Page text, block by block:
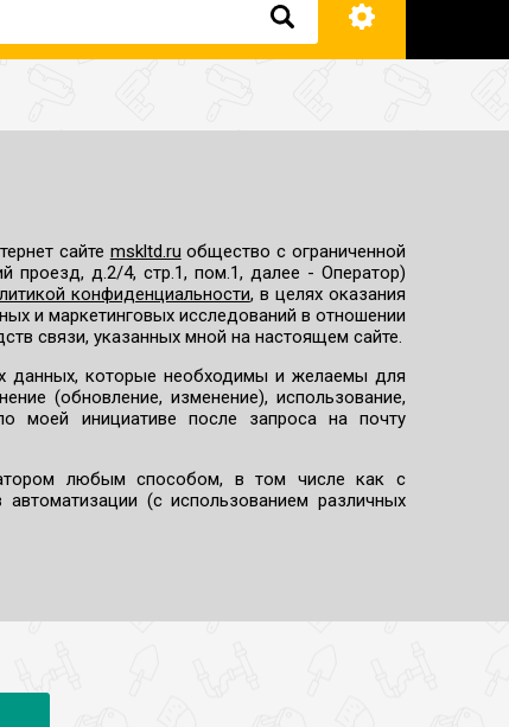
сайте mskltd.ru общество с ограниченной
проезд, д.2/4, стр.1, пом.1, далее - Оператор)
конфиденциальности, в целях оказания
и маркетинговых исследований в отношении
связи, указанных мной на настоящем сайте.
данных, которые необходимы и желаемы для
(обновление, изменение), использование,
моей инициативе после запроса на почту
любым способом, в том числе как с
(с использованием различных